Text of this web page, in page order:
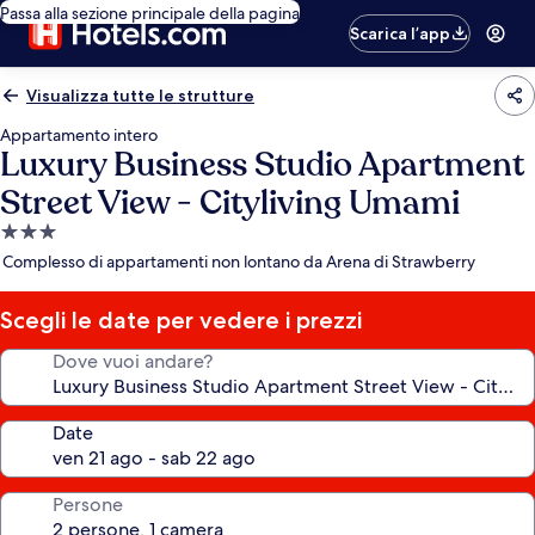
Passa alla sezione principale della pagina
Scarica l’app
Visualizza tutte le strutture
Appartamento intero
Luxury Business Studio Apartment
Street View - Cityliving Umami
Struttura
a
stelle
Complesso di appartamenti non lontano da Arena di Strawberry
Scegli le date per vedere i prezzi
Dove vuoi andare?
Date
Persone